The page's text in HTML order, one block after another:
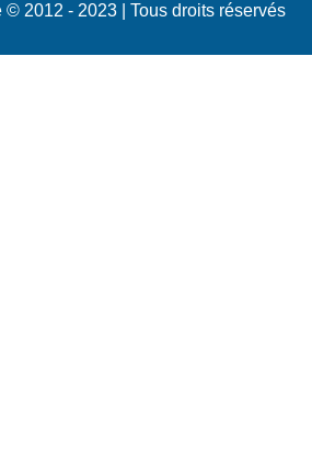
© 2012 - 2023 | Tous droits réservés